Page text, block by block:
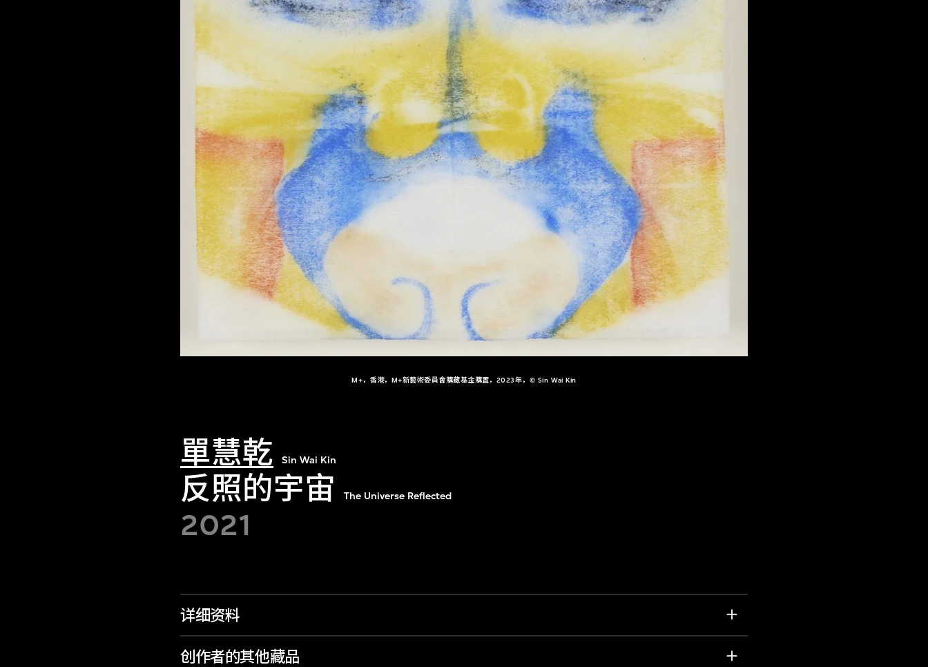
M+，香港，M+新藝術委員會購藏基金購置，2023年，© Sin Wai Kin
單慧乾 Sin Wai Kin
反照的宇宙 The Universe Reflected
2021
详细资料
创作者的其他藏品